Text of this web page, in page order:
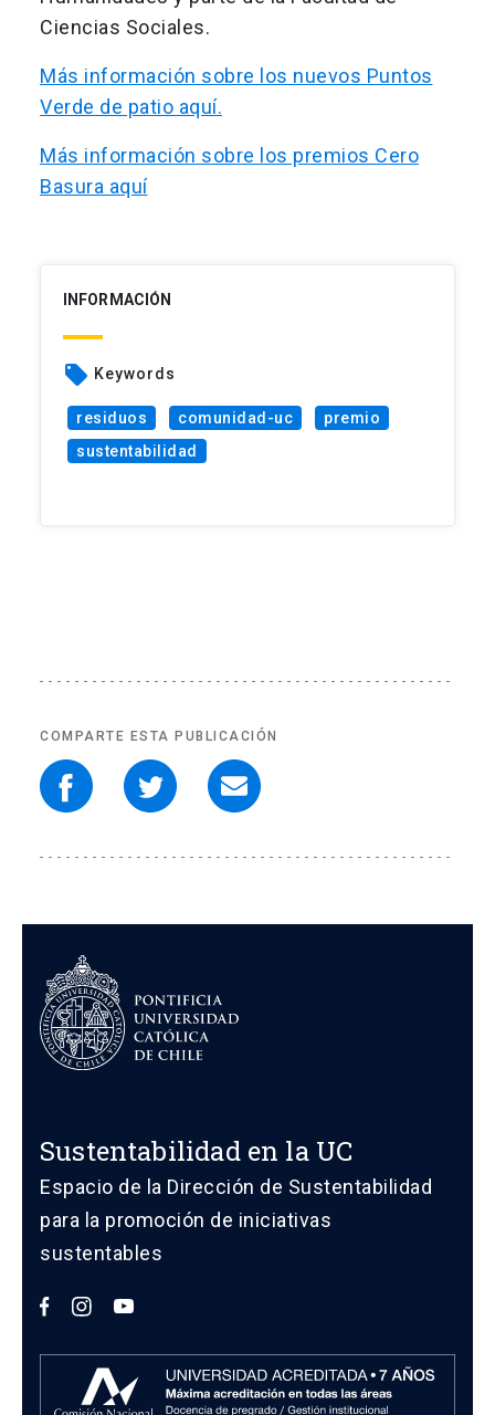
Ciencias Sociales.
Más información sobre los nuevos Puntos
Verde de patio aquí.
Más información sobre los premios Cero
Basura aquí
INFORMACIÓN
local_offer Keywords
residuos comunidad-uc
premio
sustentabilidad
COMPARTE ESTA PUBLICACIÓN
Sustentabilidad en la UC
Espacio de la Dirección de Sustentabilidad
para la promoción de iniciativas
sustentables